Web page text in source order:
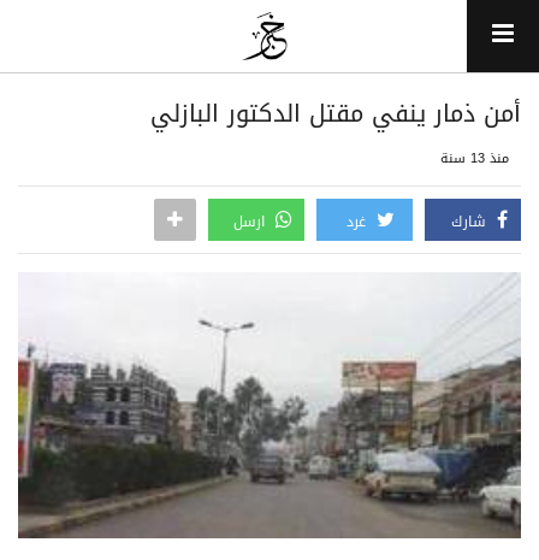
أمن ذمار ينفي مقتل الدكتور البازلي
منذ 13 سنة
شارك غرد ارسل